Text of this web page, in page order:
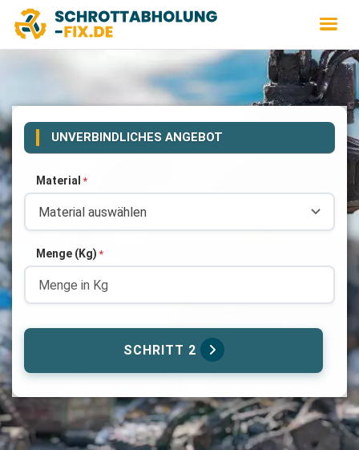
UNVERBINDLICHES ANGEBOT
Material *
Menge (Kg) *
SCHRITT 2